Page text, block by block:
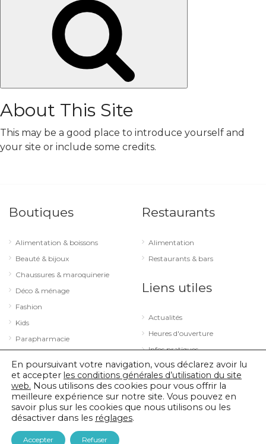
About This Site
This may be a good place to introduce yourself and
your site or include some credits.
Boutiques
Alimentation & boissons
Beauté & bijoux
Chaussures & maroquinerie
Déco & ménage
Fashion
Kids
Parapharmacie
Sport & loisirs
Technologie & optique
Restaurants
Alimentation
Restaurants & bars
Liens utiles
Actualités
Heures d'ouverture
Infos pratiques
© 2026 City Concorde |Mentions légales
En poursuivant votre navigation, vous déclarez avoir lu
et accepter les conditions générales d’utilisation du site
web. Nous utilisons des cookies pour vous offrir la
meilleure expérience sur notre site. Vous pouvez en
savoir plus sur les cookies que nous utilisons ou les
désactiver dans les réglages.
Accepter Refuser